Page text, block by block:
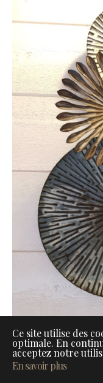
Ce site utilise des
optimale. En
acceptez notre
En savoir plus